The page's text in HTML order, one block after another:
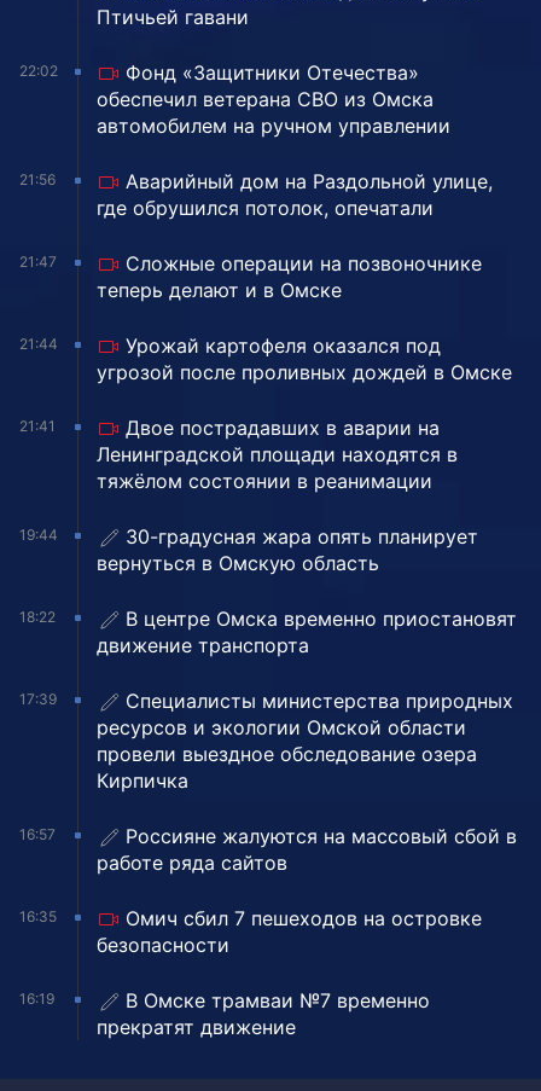
Птичьей гавани
22:02
Фонд «Защитники Отечества»
обеспечил ветерана СВО из Омска
автомобилем на ручном управлении
21:56
Аварийный дом на Раздольной улице,
где обрушился потолок, опечатали
21:47
Сложные операции на позвоночнике
теперь делают и в Омске
21:44
Урожай картофеля оказался под
угрозой после проливных дождей в Омске
21:41
Двое пострадавших в аварии на
Ленинградской площади находятся в
тяжёлом состоянии в реанимации
19:44
30-градусная жара опять планирует
вернуться в Омскую область
18:22
В центре Омска временно приостановят
движение транспорта
17:39
Специалисты министерства природных
ресурсов и экологии Омской области
провели выездное обследование озера
Кирпичка
16:57
Россияне жалуются на массовый сбой в
работе ряда сайтов
16:35
Омич сбил 7 пешеходов на островке
безопасности
16:19
В Омске трамваи №7 временно
прекратят движение